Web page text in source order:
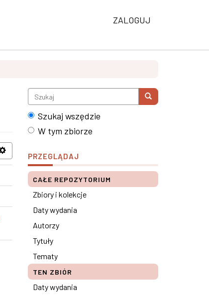
ZALOGUJ
Szukaj wszędzie
W tym zbiorze
PRZEGLĄDAJ
CAŁE REPOZYTORIUM
Zbiory i kolekcje
Daty wydania
Autorzy
Tytuły
Tematy
TEN ZBIÓR
Daty wydania